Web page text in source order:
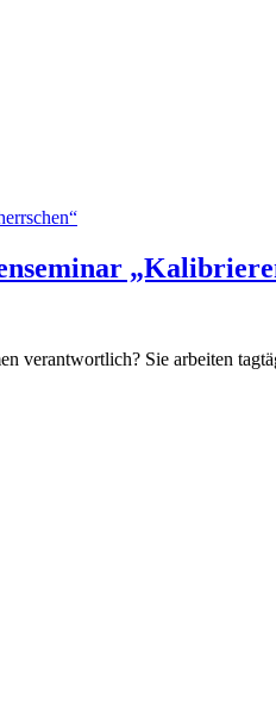
verantwortlich? Sie arbeiten